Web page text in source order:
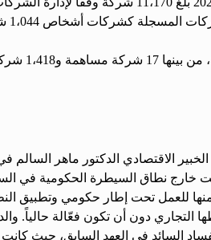
الاقتصادي الدكتور ماهر السالم في
خارج نطاق السيطرة الحكومية في
دون أن تكون فعّالة حالياً.
السائد في العهد السابق، حيث